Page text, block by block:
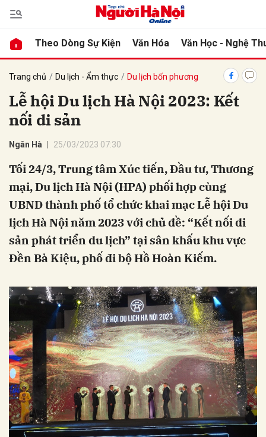
Theo Dòng Sự Kiện Văn Hóa Văn Học - Nghệ
Trang chủ Du lịch - Ẩm thực Du lịch bốn phương
Lễ hội Du lịch Hà Nội 2023: Kết
nối di sản
Ngân Hà 25/03/2023 07:30
Tối 24/3, Trung tâm Xúc tiến, Đầu tư, Thương
mại, Du lịch Hà Nội (HPA) phối hợp cùng
UBND thành phố tổ chức khai mạc Lễ hội Du
lịch Hà Nội năm 2023 với chủ đề: “Kết nối di
sản phát triển du lịch” tại sân khấu khu vực
Đền Bà Kiệu, phố đi bộ Hồ Hoàn Kiếm.
luận
Hủy